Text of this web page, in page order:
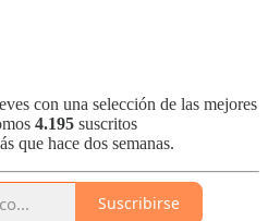
con una selección de las mejores
4.195 suscritos
que hace dos semanas.
Suscribirse